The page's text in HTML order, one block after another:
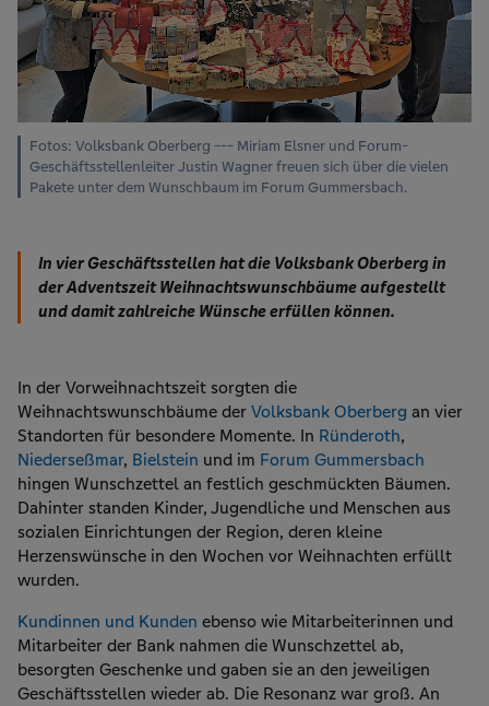
Fotos: Volksbank Oberberg --- Miriam Elsner und Forum-
Geschäftsstellenleiter Justin Wagner freuen sich über die vielen
Pakete unter dem Wunschbaum im Forum Gummersbach.
In vier Geschäftsstellen hat die Volksbank Oberberg in
der Adventszeit Weihnachtswunschbäume aufgestellt
und damit zahlreiche Wünsche erfüllen können.
In der Vorweihnachtszeit sorgten die
Weihnachtswunschbäume der Volksbank Oberberg an vier
Standorten für besondere Momente. In Ründeroth,
Niederseßmar, Bielstein und im Forum Gummersbach
hingen Wunschzettel an festlich geschmückten Bäumen.
Dahinter standen Kinder, Jugendliche und Menschen aus
sozialen Einrichtungen der Region, deren kleine
Herzenswünsche in den Wochen vor Weihnachten erfüllt
wurden.
Kundinnen und Kunden ebenso wie Mitarbeiterinnen und
Mitarbeiter der Bank nahmen die Wunschzettel ab,
besorgten Geschenke und gaben sie an den jeweiligen
Geschäftsstellen wieder ab. Die Resonanz war groß. An